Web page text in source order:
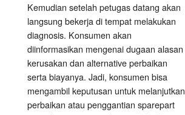
Kemudian setelah petugas datang akan
langsung bekerja di tempat melakukan
diagnosis. Konsumen akan
diinformasikan mengenai dugaan alasan
kerusakan dan alternative perbaikan
serta biayanya. Jadi, konsumen bisa
mengambil keputusan untuk melanjutkan
perbaikan atau penggantian sparepart